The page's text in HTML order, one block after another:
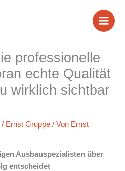
professionelle
echte Qualität
wirklich sichtbar
/ Ernst Gruppe / Von Ernst
Ausbauspezialisten über
entscheidet